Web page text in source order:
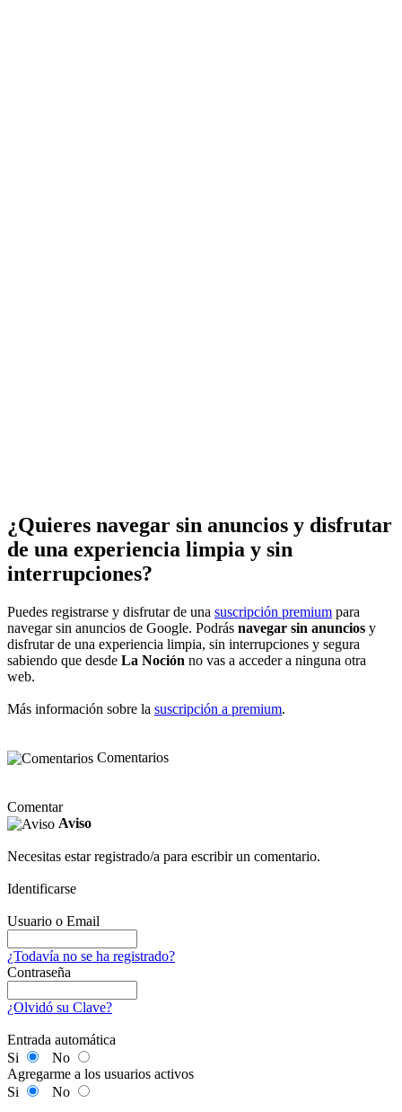
¿Quieres navegar sin anuncios y disfrutar
de una experiencia limpia y sin
interrupciones?
Puedes registrarse y disfrutar de una suscripción premium para
navegar sin anuncios de Google. Podrás navegar sin anuncios y
disfrutar de una experiencia limpia, sin interrupciones y segura
sabiendo que desde La Noción no vas a acceder a ninguna otra
web.
Más información sobre la suscripción a premium.
Comentarios
Comentar
Aviso
Necesitas estar registrado/a para escribir un comentario.
Identificarse
Usuario o Email
¿Todavía no se ha registrado?
Contraseña
¿Olvidó su Clave?
Entrada automática
Si
No
Agregarme a los usuarios activos
Si
No